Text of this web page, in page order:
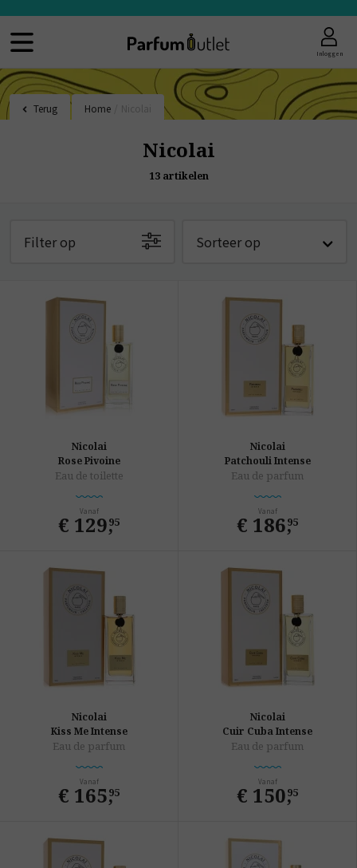
Inloggen
Terug Home
Nicolai
13 artikelen
Filter op Sorteer op
Nicolai
Rose Pivoine
Eau de toilette
Vanaf
€ 129,
95
Nicolai
Patchouli Intense
Eau de parfum
Vanaf
€ 186,
95
Nicolai
Kiss Me Intense
Eau de parfum
Vanaf
€ 165,
95
Nicolai
Cuir Cuba Intense
Eau de parfum
Vanaf
€ 150,
95